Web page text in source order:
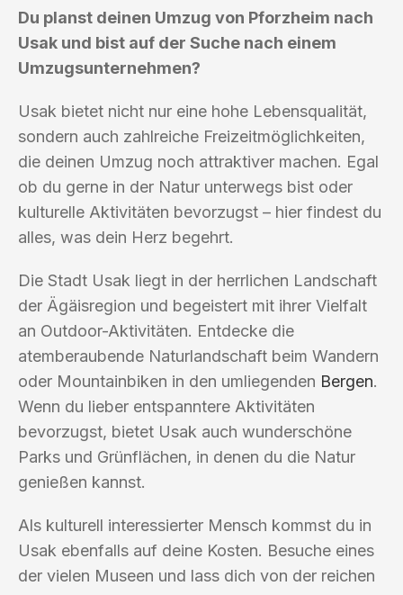
Du planst deinen Umzug von Pforzheim nach
Usak und bist auf der Suche nach einem
Umzugsunternehmen?
Usak bietet nicht nur eine hohe Lebensqualität,
sondern auch zahlreiche Freizeitmöglichkeiten,
die deinen Umzug noch attraktiver machen. Egal
ob du gerne in der Natur unterwegs bist oder
kulturelle Aktivitäten bevorzugst – hier findest du
alles, was dein Herz begehrt.
Die Stadt Usak liegt in der herrlichen Landschaft
der Ägäisregion und begeistert mit ihrer Vielfalt
an Outdoor-Aktivitäten. Entdecke die
atemberaubende Naturlandschaft beim Wandern
oder Mountainbiken in den umliegenden Bergen.
Wenn du lieber entspanntere Aktivitäten
bevorzugst, bietet Usak auch wunderschöne
Parks und Grünflächen, in denen du die Natur
genießen kannst.
Als kulturell interessierter Mensch kommst du in
Usak ebenfalls auf deine Kosten. Besuche eines
der vielen Museen und lass dich von der reichen